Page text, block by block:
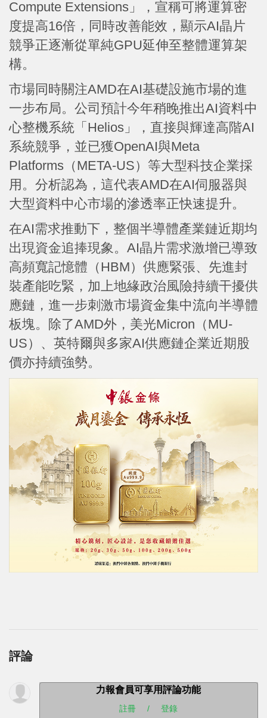
Compute Extensions」，宣稱可將運算密
度提高16倍，同時改善能效，顯示AI晶片
競爭正逐漸從單純GPU延伸至整體運算架
構。
市場同時關注AMD在AI基礎設施市場的進
一步布局。公司預計今年稍晚推出AI資料中
心整機系統「Helios」，直接與輝達高階AI
系統競爭，並已獲OpenAI與Meta
Platforms（META-US）等大型科技企業採
用。分析認為，這代表AMD在AI伺服器與
大型資料中心市場的滲透率正快速提升。
在AI需求推動下，整個半導體產業鏈近期均
出現資金追捧現象。AI晶片需求激增已導致
高頻寬記憶體（HBM）供應緊張、先進封
裝產能吃緊，加上地緣政治風險持續干擾供
應鏈，進一步刺激市場資金集中流向半導體
板塊。除了AMD外，美光Micron（MU-
US）、英特爾與多家AI供應鏈企業近期股
價亦持續強勢。
評論
力報會員可享用評論功能
註冊 / 登錄